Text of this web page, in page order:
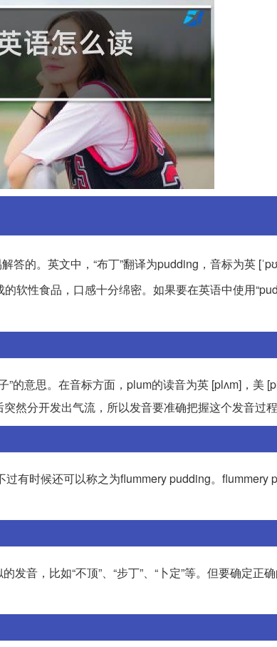
答的。英文中，“布丁”翻译为pudding，音标为英
软性食品，口感十分绵密。如果要在英语中使用
的意思。在音标方面，plum的读音为英 [plʌm]，美
然分开发出气流，所以发音要准确把握这个发音过程
过有时候还可以称之为flummery pudding。flummery
发音，比如“不顶”、“步丁”、“卜定”等。但要确定正